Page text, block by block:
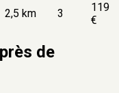
2,5 km 3
119
€
de